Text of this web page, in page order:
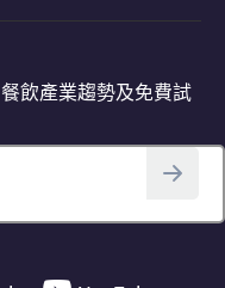
飲產業趨勢及免費試